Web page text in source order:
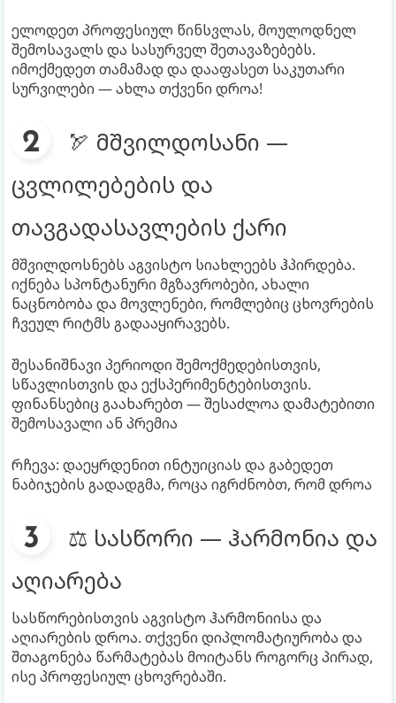
ელოდეთ პროფესიულ წინსვლას, მოულოდნელ
შემოსავალს და სასურველ შეთავაზებებს.
იმოქმედეთ თამამად და დააფასეთ საკუთარი
სურვილები — ახლა თქვენი დროა!
🏹 მშვილდოსანი —
ცვლილებების და
თავგადასავლების ქარი
მშვილდოსნებს აგვისტო სიახლეებს ჰპირდება.
იქნება სპონტანური მგზავრობები, ახალი
ნაცნობობა და მოვლენები, რომლებიც ცხოვრების
ჩვეულ რიტმს გადააყირავებს.
შესანიშნავი პერიოდი შემოქმედებისთვის,
სწავლისთვის და ექსპერიმენტებისთვის.
ფინანსებიც გაახარებთ — შესაძლოა დამატებითი
შემოსავალი ან პრემია
რჩევა: დაეყრდენით ინტუიციას და გაბედეთ
ნაბიჯების გადადგმა, როცა იგრძნობთ, რომ დროა
⚖️ სასწორი — ჰარმონია და
აღიარება
სასწორებისთვის აგვისტო ჰარმონიისა და
აღიარების დროა. თქვენი დიპლომატიურობა და
შთაგონება წარმატებას მოიტანს როგორც პირად,
ისე პროფესიულ ცხოვრებაში.